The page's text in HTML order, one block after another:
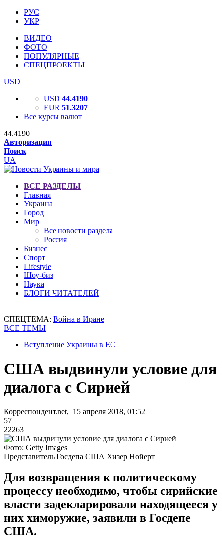
РУС
УКР
ВИДЕО
ФОТО
ПОПУЛЯРНЫЕ
СПЕЦПРОЕКТЫ
USD
USD 44.4190
EUR 51.3207
Все курсы валют
44.4190
Авторизация
Поиск
UA
ВСЕ РАЗДЕЛЫ
Главная
Украина
Город
Мир
Все новости раздела
Россия
Бизнес
Спорт
Lifestyle
Шоу-биз
Наука
БЛОГИ ЧИТАТЕЛЕЙ
СПЕЦТЕМА: Война в Иране
ВСЕ ТЕМЫ
Вступление Украины в ЕС
США выдвинули условие для
диалога с Сирией
Корреспондент.net, 15 апреля 2018, 01:52
57
22263
Фото: Getty Images
Представитель Госдепа США Хизер Нойерт
Для возвращения к политическому
процессу необходимо, чтобы сирийские
власти задекларировали находящееся у
них химоружие, заявили в Госдепе
США.